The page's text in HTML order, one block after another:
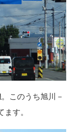
。このうち旭川－
す。